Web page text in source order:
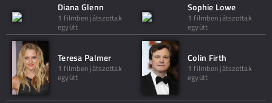
Diana Glenn
1 filmben játszottak
együtt
Sophie Lowe
1 filmben játszottak
együtt
Teresa Palmer
1 filmben játszottak
együtt
Colin Firth
1 filmben játszottak
együtt